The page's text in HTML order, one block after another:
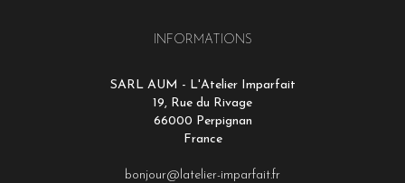
INFORMATIONS
SARL AUM - L'Atelier Imparfait
19, Rue du Rivage
66000 Perpignan
France
bonjour@latelier-imparfait.fr